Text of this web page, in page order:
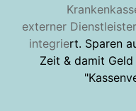
externer
integriert. Sparen
Zeit & damit